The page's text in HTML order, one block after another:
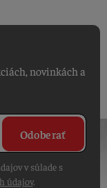
novinkách a
Odoberať
v súlade s
údajov.